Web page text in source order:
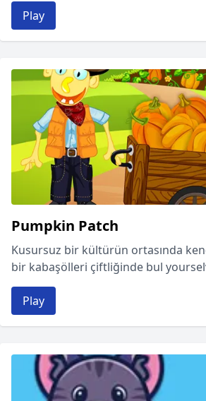
Play
Pumpkin Patch
Kusursuz bir kültürün ortasında
bir kabaşölleri çiftliğinde bul
Play